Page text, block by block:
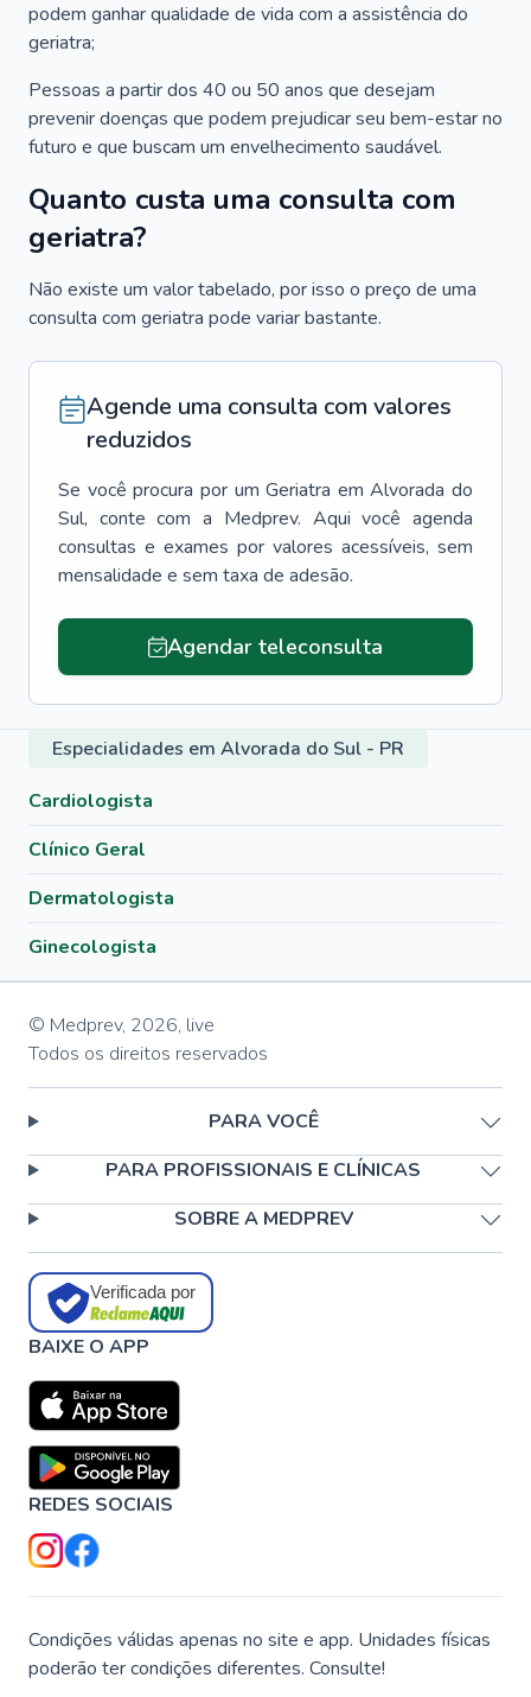
podem ganhar qualidade de vida com a assistência do
geriatra;
Pessoas a partir dos 40 ou 50 anos que desejam
prevenir doenças que podem prejudicar seu bem-estar no
futuro e que buscam um envelhecimento saudável.
Quanto custa uma consulta com
geriatra?
Não existe um valor tabelado, por isso o preço de uma
consulta com geriatra pode variar bastante.
Agende uma consulta com valores
reduzidos
Se você procura por um Geriatra em Alvorada do
Sul, conte com a Medprev. Aqui você agenda
consultas e exames por valores acessíveis, sem
mensalidade e sem taxa de adesão.
Agendar teleconsulta
Especialidades em Alvorada do Sul - PR
Cardiologista
Clínico Geral
Dermatologista
Ginecologista
© Medprev, 2026, live
Todos os direitos reservados
PARA VOCÊ
PARA PROFISSIONAIS E CLÍNICAS
SOBRE A MEDPREV
Verificada por
BAIXE O APP
REDES SOCIAIS
Condições válidas apenas no site e app. Unidades físicas
poderão ter condições diferentes. Consulte!